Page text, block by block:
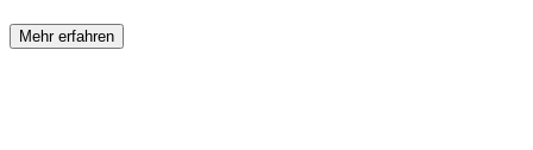
Mehr erfahren